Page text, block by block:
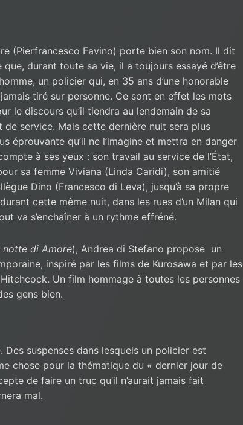
(Pierfrancesco Favino) porte bien son nom. Il dit
que, durant toute sa vie, il a toujours essayé d’être
un policier qui, en 35 ans d’une honorable
jamais tiré sur personne. Ce sont en effet les mots
le discours qu’il tiendra au lendemain de sa
de service. Mais cette dernière nuit sera plus
éprouvante qu’il ne l’imagine et mettra en danger
à ses yeux : son travail au service de l’État,
sa femme Viviana (Linda Caridi), son amitié
Dino (Francesco di Leva), jusqu’à sa propre
cette même nuit, dans les rues d’un Milan qui
va s’enchaîner à un rythme effréné.
notte di Amore), Andrea di Stefano propose un
inspiré par les films de Kurosawa et par les
Un film hommage à toutes les personnes
gens bien.
Des suspenses dans lesquels un policier est
chose pour la thématique du « dernier jour de
de faire un truc qu’il n’aurait jamais fait
mal.